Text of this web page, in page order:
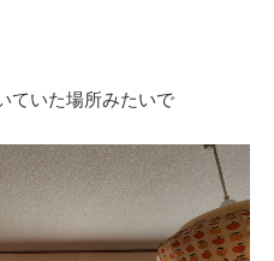
ていた場所みたいで